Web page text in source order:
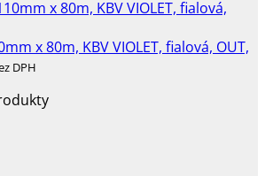
x 80m, KBV VIOLET, fialová, OUT,
DPH